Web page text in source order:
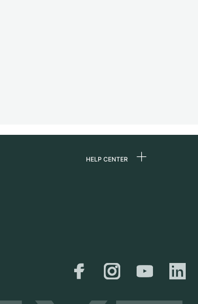
HELP CENTER